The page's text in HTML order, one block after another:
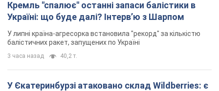
Кремль "спалює" останні запаси балістики в
Україні: що буде далі? Інтерв’ю з Шарпом
У липні країна-агресорка встановила "рекорд" за кількістю
балістичних ракет, запущених по Україні
3 часа назад 40,2 т.
У Єкатеринбурзі атаковано склад Wildberries: є